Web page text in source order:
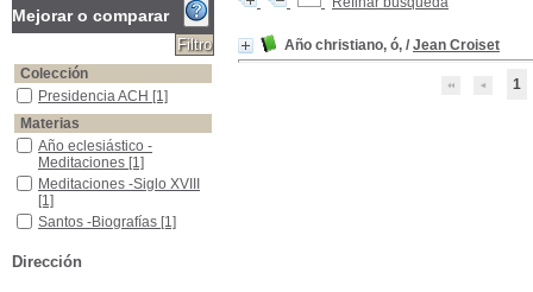
Año christiano, ó, / Jean Croiset
1
Mejorar o comparar
Colección
Presidencia ACH
Presidencia ACH [1]
Materias
Año eclesiástico -Meditaciones
Año eclesiástico -
Meditaciones [1]
Meditaciones -Siglo XVIII
Meditaciones -Siglo XVIII
[1]
Santos -Biografías
Santos -Biografías [1]
Santos -Culto
Santos -Culto
Dirección